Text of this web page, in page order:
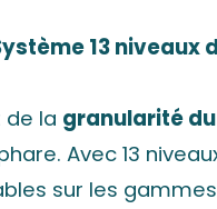
13 niveaux
de la granularité
Avec 13
sur les gammes